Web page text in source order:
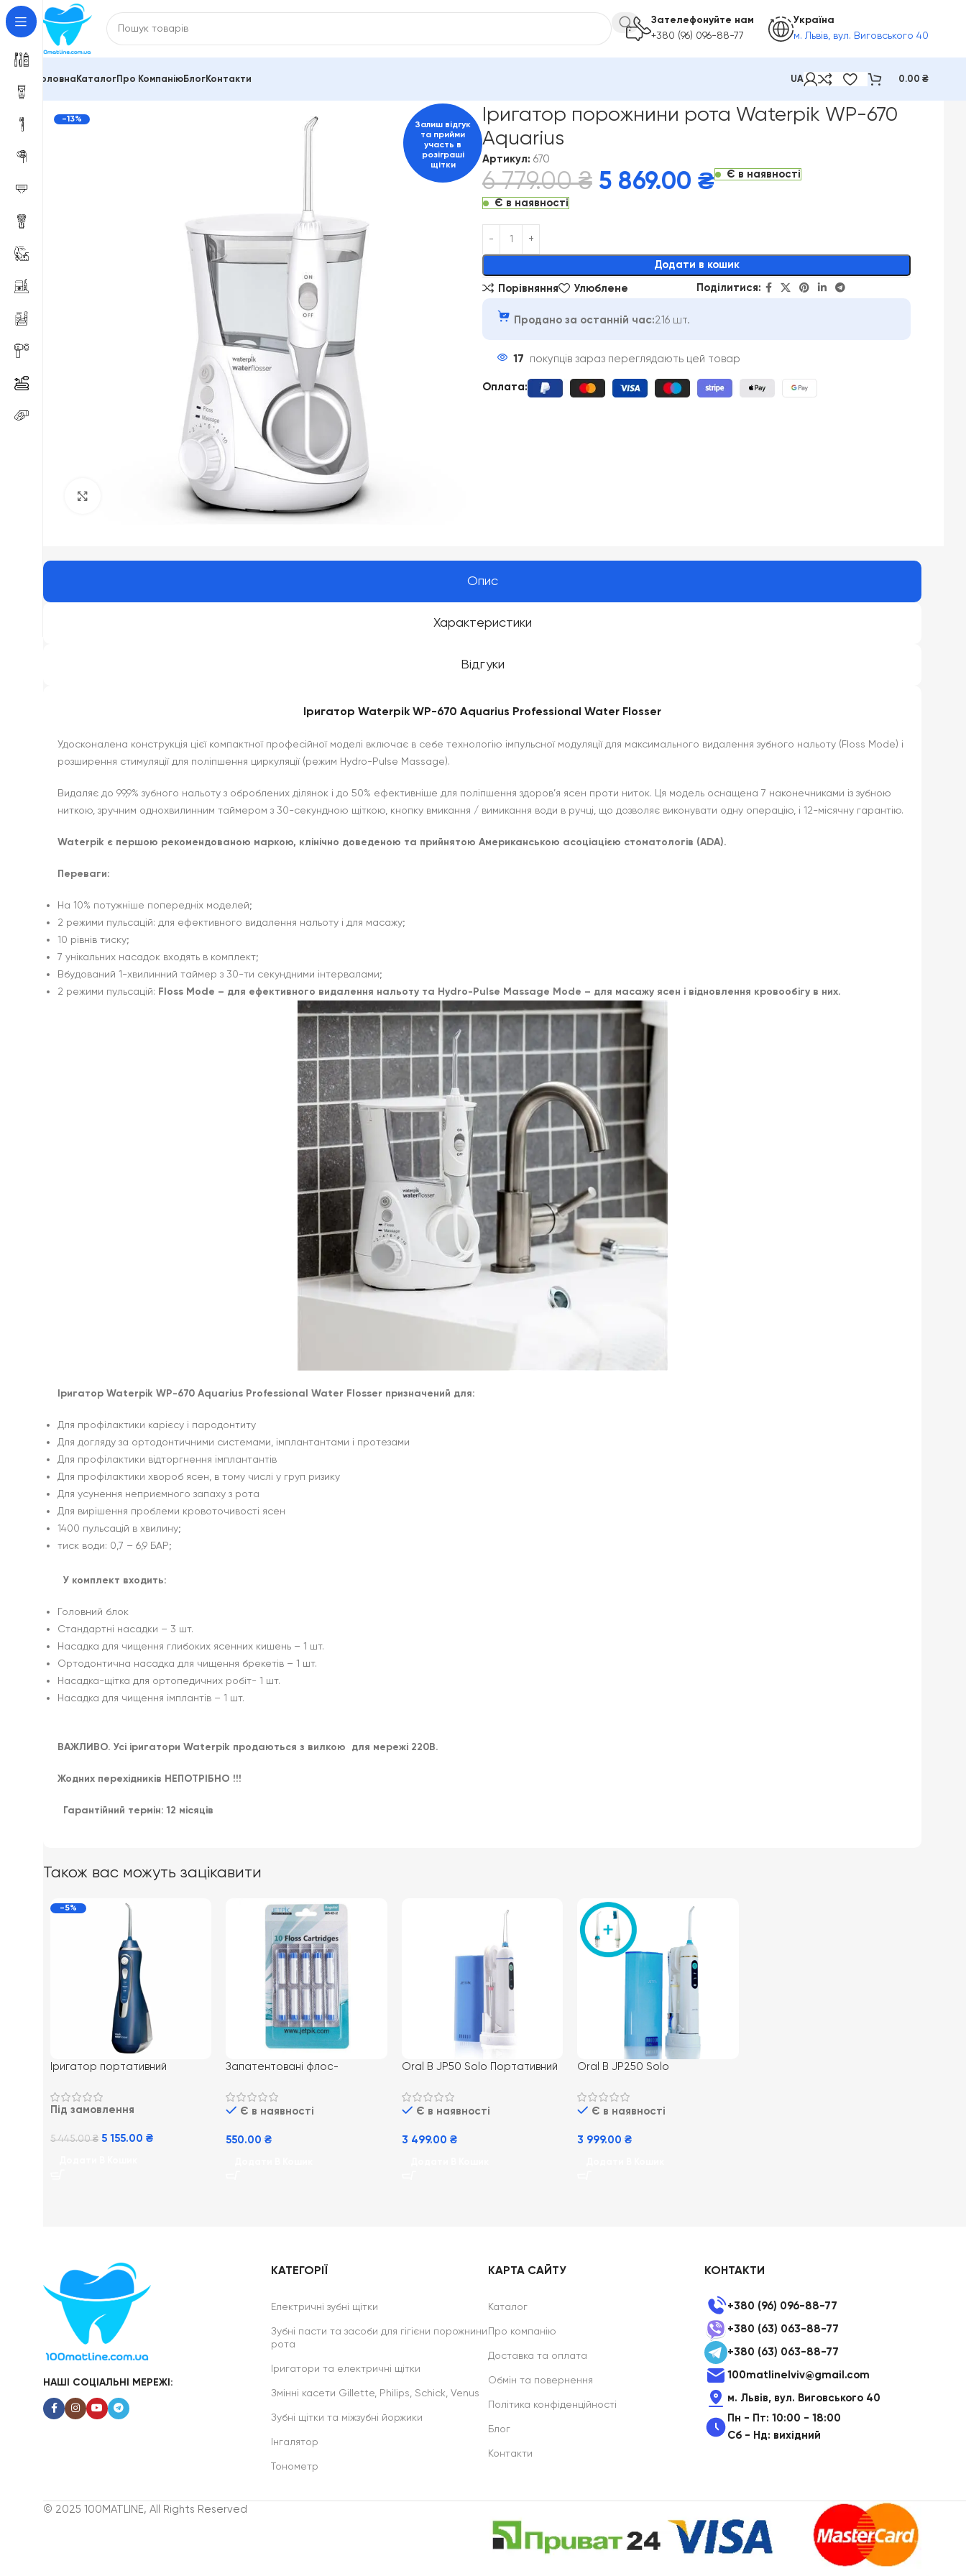
Зателефонуйте нам
+380 (96) 096-88-77
Україна
м. Львів, вул. Виговського 40
Головна КаталогПро КомпаніюБлогКонтакти UA 0.00 ₴
-13%
Залиш відгук
та прийми
участь в
розіграші
щітки
Іригатор порожнини рота Waterpik WP-670
Aquarius
Артикул: 670
6 779.00₴ 5 869.00 ₴ Є в наявності
Є в наявності
Додати в кошик
Alternative:
Порівняння Улюблене Поділитися:
Продано за останній час:216 шт.
17 покупців зараз переглядають цей товар
Оплата:
Опис
Характеристики
Відгуки
Іригатор Waterpik WP-670 Aquarius Professional Water Flosser
Удосконалена конструкція цієї компактної професійної моделі включає в себе технологію імпульсної модуляції для максимального видалення зубного нальоту (Floss Mode) і
розширення стимуляції для поліпшення циркуляції (режим Hydro-Pulse Massage).
Видаляє до 99,9% зубного нальоту з оброблених ділянок і до 50% ефективніше для поліпшення здоров’я ясен проти ниток. Ця модель оснащена 7 наконечниками із зубною
ниткою, зручним однохвилинним таймером з 30-секундною щіткою, кнопку вмикання / вимикання води в ручці, що дозволяє виконувати одну операцію, і 12-місячну гарантію.
Waterpik є першою рекомендованою маркою, клінічно доведеною та прийнятою Американською асоціацією стоматологів (ADA).
Переваги:
На 10% потужніше попередніх моделей;
2 режими пульсацій: для ефективного видалення нальоту і для масажу;
10 рівнів тиску;
7 унікальних насадок входять в комплект;
Вбудований 1-хвилинний таймер з 30-ти секундними інтервалами;
2 режими пульсацій: Floss Mode – для ефективного видалення нальоту та Hydro-Pulse Massage Mode – для масажу ясен і відновлення кровообігу в них.
Іригатор Waterpik WP-670 Aquarius Professional Water Flosser призначений для:
Для профілактики карієсу і пародонтиту
Для догляду за ортодонтичними системами, імплантантами і протезами
Для профілактики відторгнення імплантантів
Для профілактики хвороб ясен, в тому числі у груп ризику
Для усунення неприємного запаху з рота
Для вирішення проблеми кровоточивості ясен
1400 пульсацій в хвилину;
тиск води: 0,7 – 6,9 БАР;
У комплект входить:
Головний блок
Стандартні насадки – 3 шт.
Насадка для чищення глибоких ясенних кишень – 1 шт.
Ортодонтична насадка для чищення брекетів – 1 шт.
Насадка-щітка для ортопедичних робіт- 1 шт.
Насадка для чищення імплантів – 1 шт.
ВАЖЛИВО. Усі іригатори Waterpik продаються з вилкою для мережі 220В.
Жодних перехідників НЕПОТРІБНО !!!
Гарантійний термін: 12 місяців
Також вас можуть зацікавити
-5%
Іригатор портативний
Water Flosser Blue WP-563
Під замовлення
5 445.00₴ 5 155.00 ₴
Запатентовані флос-
Є в наявності
550.00₴
Oral B JP50 Solo Портативний
флосом 2в1 Jetpik на Li-ion
акумуляторі.
Є в наявності
3 499.00 ₴
Oral B JP250 Solo
(іригатор з флосом+щітка) з
УФ-санітайзером, 3в1 Jetpik
Є в наявності
3 999.00₴
НАШІ СОЦІАЛЬНІ МЕРЕЖІ:
КАТЕГОРІЇ
Електричні зубні щітки
Зубні пасти та засоби для гігієни порожнини
рота
Іригатори та електричні щітки
Змінні касети Gillette, Philips, Schick, Venus
Зубні щітки та міжзубні йоржики
Інгалятор
Тонометр
КАРТА САЙТУ
Каталог
Про компанію
Доставка та оплата
Обмін та повернення
Політика конфіденційності
Блог
Контакти
КОНТАКТИ
+380 (96) 096-88-77
+380 (63) 063-88-77
+380 (63) 063-88-77
100matlinelviv@gmail.com
м. Львів, вул. Виговського 40
Пн - Пт: 10:00 - 18:00
Сб - Нд: вихідний
© 2025 100MATLINE, All Rights Reserved